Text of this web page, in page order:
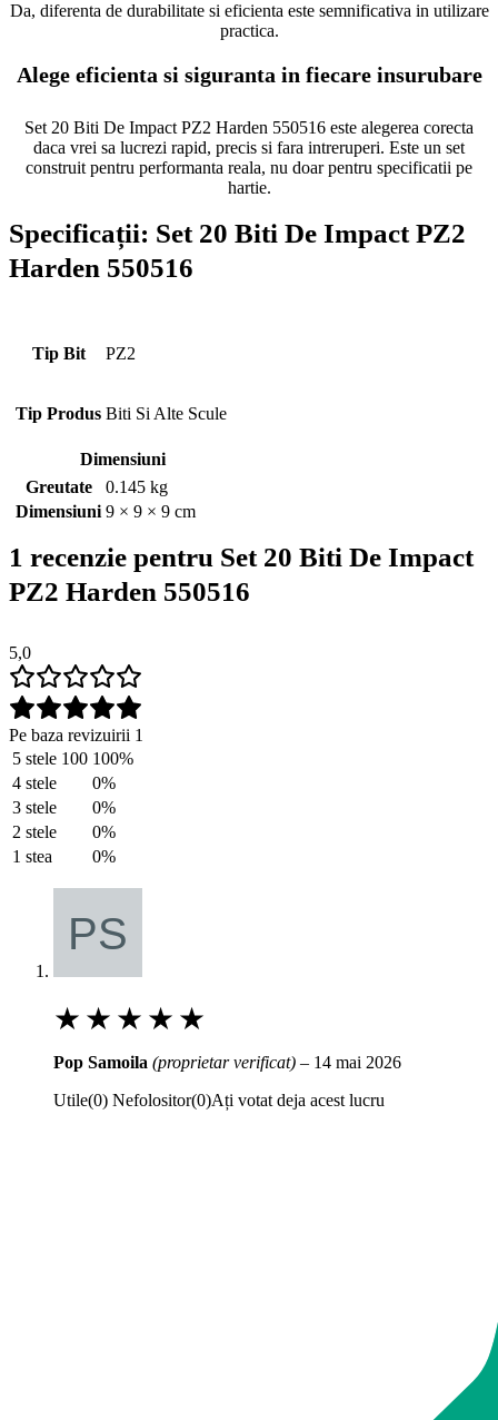
Da, diferenta de durabilitate si eficienta este semnificativa in utilizare
practica.
Alege eficienta si siguranta in fiecare insurubare
Set 20 Biti De Impact PZ2 Harden 550516 este alegerea corecta
daca vrei sa lucrezi rapid, precis si fara intreruperi. Este un set
construit pentru performanta reala, nu doar pentru specificatii pe
hartie.
Specificații: Set 20 Biti De Impact PZ2
Harden 550516
Tip Bit PZ2
Tip Produs Biti Si Alte Scule
Dimensiuni
Greutate
0.145 kg
Dimensiuni 9 × 9 × 9 cm
1 recenzie pentru Set 20 Biti De Impact
PZ2 Harden 550516
5,0
Pe baza revizuirii 1
5 stele 100 100%
4 stele
0%
3 stele
0%
2 stele
0%
1 stea
0%
★ ★ ★ ★ ★
Pop Samoila (proprietar verificat) – 14 mai 2026
Utile(0) Nefolositor(0)Ați votat deja acest lucru